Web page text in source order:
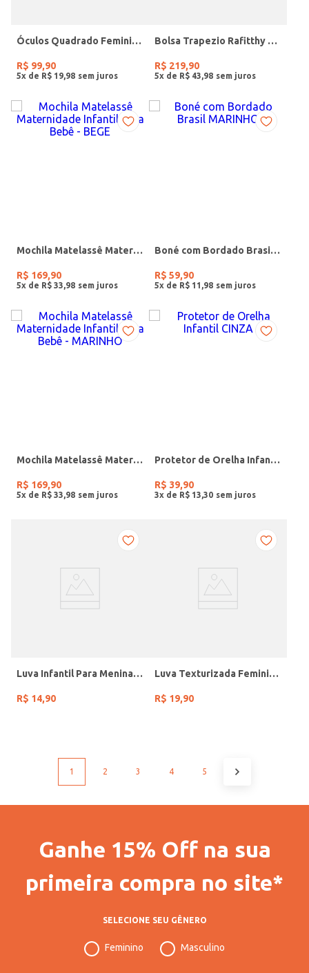
Óculos Quadrado Feminino CINZA
R$ 99,90
5x de R$ 19 98
Bolsa Trapezio Rafitthy Feminina PRETO
R$ 219,90
5x de R$ 43 98
Mochila Matelassê Maternidade Infantil Para Bebê - BEGE
R$ 169,90
5x de R$ 33 98
Boné com Bordado Brasil MARINHO
R$ 59,90
5x de R$ 11 98
Mochila Matelassê Maternidade Infantil Para Bebê - MARINHO
R$ 169,90
5x de R$ 33 98
Protetor de Orelha Infantil CINZA
R$ 39,90
3x de R$ 13 30
Luva Infantil Para Menina - SORTIDO
R$ 14,90
Luva Texturizada Feminina SORTIDO
R$ 19,90
1 2 3 4 5
Ganhe 15% Off na sua
primeira compra no site*
SELECIONE SEU GÊNERO
Feminino Masculino